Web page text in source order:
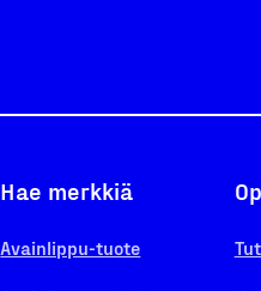
Hae merkkiä
Avainlippu-tuote